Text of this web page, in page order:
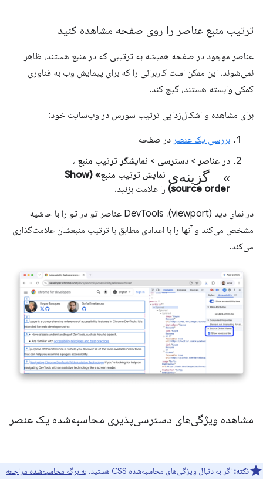
ترتیب منبع عناصر را روی صفحه مشاهده کنید
عناصر موجود در صفحه همیشه به ترتیبی که در منبع هستند، ظاهر
نمی‌شوند. این ممکن است کاربرانی را که برای پیمایش وب به فناوری
کمکی وابسته هستند، گیج کند.
برای مشاهده و اشکال‌زدایی ترتیب سورس در وب‌سایت خود:
بررسی یک عنصر در صفحه
در عناصر > دسترسی > نمایشگر ترتیب منبع ،
گزینه‌ی «
نمایش ترتیب منبع» (Show
source order) را علامت بزنید.
در نمای دید (viewport)، DevTools عناصر تو در تو را با حاشیه
مشخص می‌کند و آنها را با اعدادی مطابق با ترتیب منبعشان علامت‌گذاری
می‌کند.
مشاهده ویژگی‌های دسترسی‌پذیری محاسبه‌شده یک عنصر
نکته: اگر به دنبال ویژگی‌های محاسبه‌شده CSS هستید،
به برگه محاسبه‌شده مراجعه